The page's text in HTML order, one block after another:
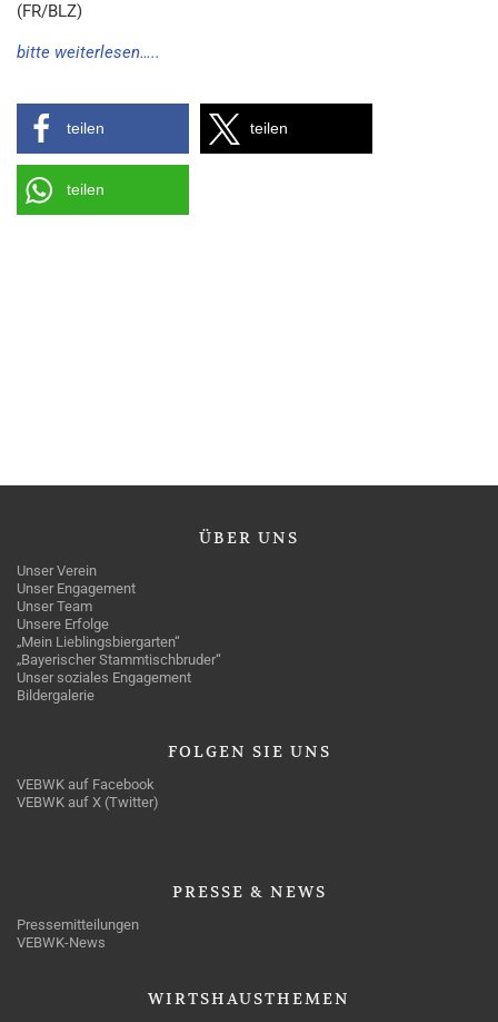
(FR/BLZ)
bitte weiterlesen…..
teilen teilen
teilen
ÜBER UNS
Unser Verein
Unser Engagement
Unser Team
Unsere Erfolge
„Mein Lieblingsbiergarten“
„Bayerischer Stammtischbruder“
Unser soziales Engagement
Bildergalerie
FOLGEN SIE UNS
VEBWK auf Facebook
VEBWK auf X (Twitter)
PRESSE & NEWS
Pressemitteilungen
VEBWK-News
WIRTSHAUSTHEMEN